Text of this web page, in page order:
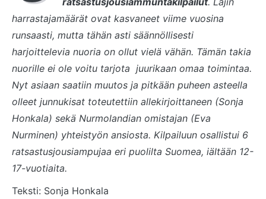
harrastajamäärät ovat kasvaneet viime vuosina
runsaasti, mutta tähän asti säännöllisesti
harjoittelevia nuoria on ollut vielä vähän. Tämän takia
nuorille ei ole voitu tarjota juurikaan omaa toimintaa.
Nyt asiaan saatiin muutos ja pitkään puheen asteella
olleet junnukisat toteutettiin allekirjoittaneen (Sonja
Honkala) sekä Nurmolandian omistajan (Eva
Nurminen) yhteistyön ansiosta. Kilpailuun osallistui 6
ratsastusjousiampujaa eri puolilta Suomea, iältään 12-
17-vuotiaita.
Teksti: Sonja Honkala